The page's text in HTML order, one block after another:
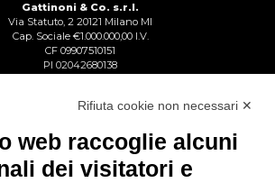
Gattinoni & Co. s.r.l.
Via Statuto, 2 20121 Milano MI
Cap. Sociale €1.000.000,00 I.V.
CF 09907510151
PI 02042680138
Rifiuta cookie non necessari ✕
web raccoglie alcuni
dei visitatori e